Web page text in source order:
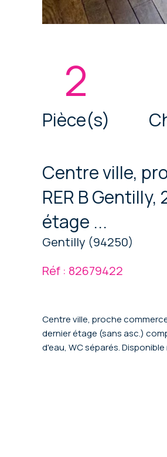
2
Pièce(s)
Centre ville,
RER B
étage ...
Gentilly (94250)
Réf : 82679422
Centre ville, proche
dernier étage (sans asc.)
d'eau, WC séparés.